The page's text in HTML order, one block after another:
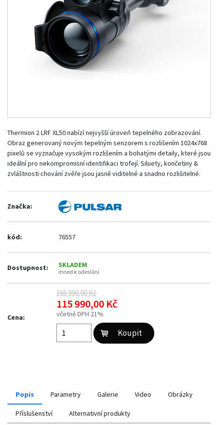
Thermion 2 LRF XL50 nabízí nejvyšší úroveň tepelného zobrazování.
Obraz generovaný novým tepelným senzorem s rozlišením 1024x768
pixelů se vyznačuje vysokým rozlišením a bohatými detaily, které jsou
ideální pro nekompromisní identifikaci trofejí. Siluety, končetiny &
zvláštnosti chování zvěře jsou jasně viditelné a snadno rozlišitelné.
Značka:
kód: 76557
Dostupnost: SKLADEM
ihned k odeslání
Cena:
165 990,00 Kč
115 990,00 Kč
včetně DPH 21%
Popis Parametry Galerie Video Obrázky
Příslušenství Alternativní produkty